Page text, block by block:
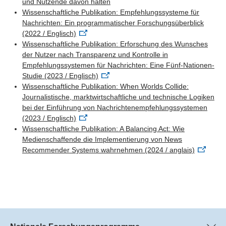
neue Technologien unterstreicht.
Wissenschaftliche Publikation: Empfehlungssysteme für
Nachrichten: Ein programmatischer Forschungsüberblick
(2022 / Englisch)
Wissenschaftliche Publikation: Erforschung des Wunsches
der Nutzer nach Transparenz und Kontrolle in
Empfehlungssystemen für Nachrichten: Eine Fünf-Nationen-
Studie (2023 / Englisch)
Wissenschaftliche Publikation: When Worlds Collide:
Journalistische, marktwirtschaftliche und technische Logiken
bei der Einführung von Nachrichtenempfehlungssystemen
(2023 / Englisch)
Wissenschaftliche Publikation: A Balancing Act: Wie
Medienschaffende die Implementierung von News
Recommender Systems wahrnehmen (2024 / anglais)